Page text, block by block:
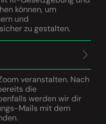
können, um
und
zu gestalten.
veranstalten. Nach
die
werden wir dir
Mails mit dem